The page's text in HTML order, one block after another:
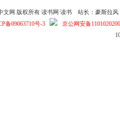
文网 版权所有读书网 读书
站长：豪斯拉风
备09063710号-3
京公网安备